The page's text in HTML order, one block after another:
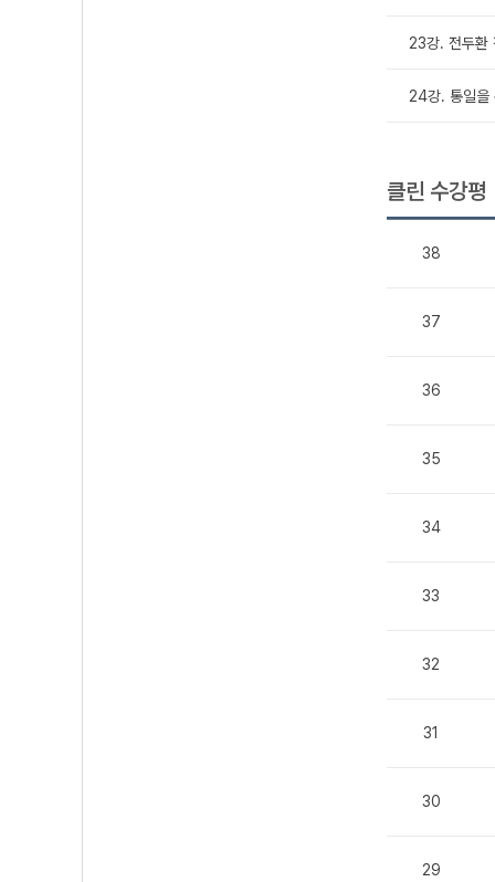
23강. 전두환
24강. 통일을
클린 수강평
38
37
36
35
34
33
32
31
30
29